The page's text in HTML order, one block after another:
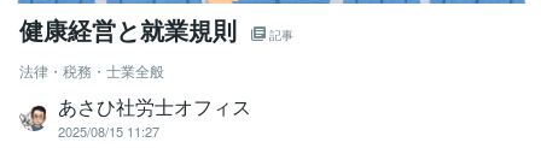
健康経営と就業規則 記事
法律・税務・士業全般
あさひ社労士オフィス
2025/08/15 11:27